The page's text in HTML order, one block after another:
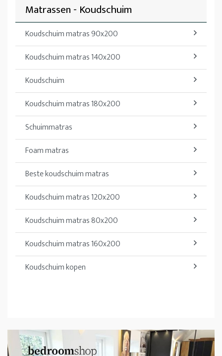
Matrassen - Koudschuim
Koudschuim matras 90x200
Koudschuim matras 140x200
Koudschuim
Koudschuim matras 180x200
Schuimmatras
Foam matras
Beste koudschuim matras
Koudschuim matras 120x200
Koudschuim matras 80x200
Koudschuim matras 160x200
Koudschuim kopen